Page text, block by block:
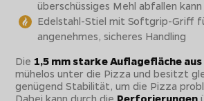
überschüssiges Mehl abfallen kann
Edelstahl-Stiel mit Softgrip-Griff
angenehmes, sicheres Handling
Die1,5 mm starke Auflagefläche
mühelos unter die Pizza und besitzt
genügend Stabilität, um die Pizza